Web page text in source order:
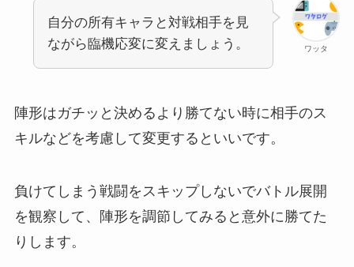
ワッタ
自分の所有キャラと対戦相手を見
ながら臨機応変に変えましょう。
陣形はガチッと決めるより勝てない時に相手のス
キルなどを考慮して変更するといいです。
負けてしまう戦闘をスキップしないでバトル展開
を観察して、陣形を調節してみると意外に勝てた
りします。